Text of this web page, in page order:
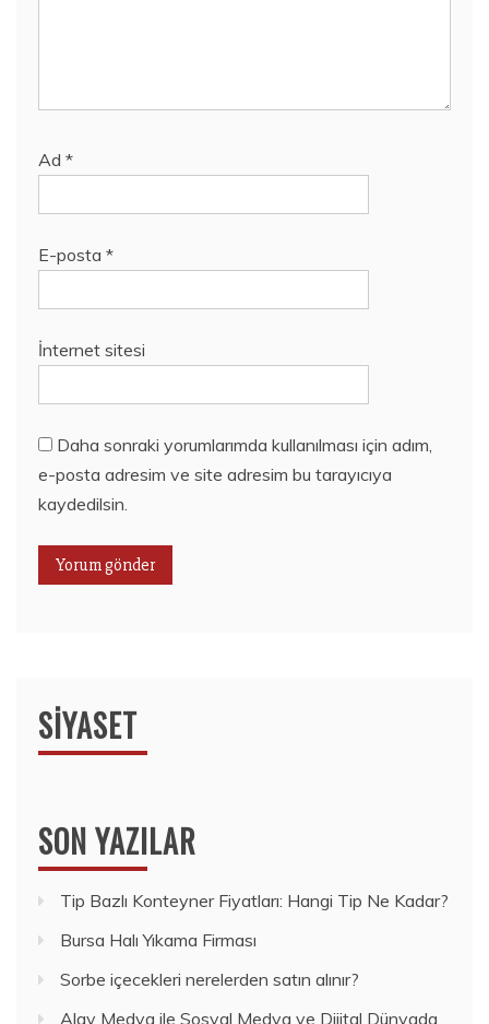
Ad *
E-posta *
İnternet sitesi
Daha sonraki yorumlarımda kullanılması için adım,
e-posta adresim ve site adresim bu tarayıcıya
kaydedilsin.
SIYASET
SON YAZILAR
Tip Bazlı Konteyner Fiyatları: Hangi Tip Ne Kadar?
Bursa Halı Yıkama Firması
Sorbe içecekleri nerelerden satın alınır?
Alay Medya ile Sosyal Medya ve Dijital Dünyada